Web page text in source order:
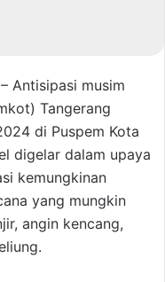
– Antisipasi musim
Tangerang
di Puspem Kota
digelar dalam upaya
kemungkinan
yang mungkin
angin kencang,